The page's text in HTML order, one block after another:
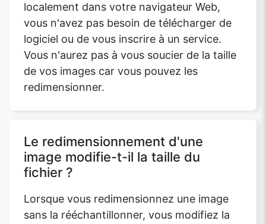
localement dans votre navigateur Web,
vous n'avez pas besoin de télécharger de
logiciel ou de vous inscrire à un service.
Vous n'aurez pas à vous soucier de la taille
de vos images car vous pouvez les
redimensionner.
Le redimensionnement d'une
image modifie-t-il la taille du
fichier ?
Lorsque vous redimensionnez une image
sans la rééchantillonner, vous modifiez la